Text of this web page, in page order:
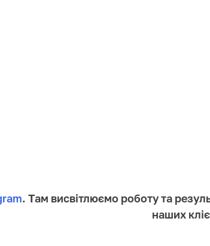
. Там висвітлюємо роботу та
наших